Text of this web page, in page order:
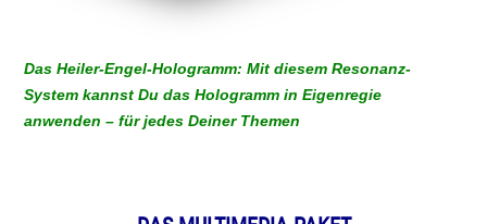
Das Heiler-Engel-Hologramm: Mit diesem Resonanz-
System kannst Du das Hologramm in Eigenregie
anwenden – für jedes Deiner Themen